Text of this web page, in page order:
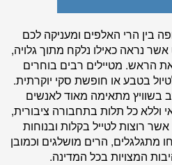
בין הרי האלפים ומעניקה לכם
נראה כאילו נלקח מתוך גלויה,
הראש. מטיילים רבים בוחרים
בטבע או חופשת סקי יוקרתית.
מתאימה מאוד לאנשים
וללא כל תלות בתחבורה ציבורית,
רוצות לטייל בקלות ובנוחות
מתגלגלים, הרים מושלגים וכמובן
המצויות בכל המדינה.